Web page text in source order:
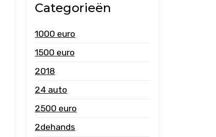
Categorieën
1000 euro
1500 euro
2018
24 auto
2500 euro
2dehands